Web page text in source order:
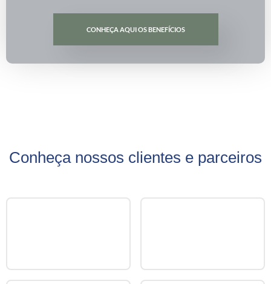
CONHEÇA AQUI OS BENEFÍCIOS
Conheça nossos clientes e parceiros